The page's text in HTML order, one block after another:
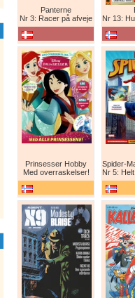
Panterne
Nr 3: Racer på afveje
Nr 13: Humor
Prinsesser Hobby
Med overraskelser!
Nr 5: Helt ny